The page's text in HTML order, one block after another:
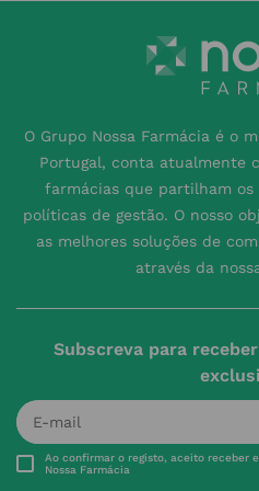
O Grupo Nossa Farmácia é o
Portugal, conta atualmente
farmácias que partilham os
políticas de gestão. O nosso
as melhores soluções de
através da
Subscreva para
Ao confirmar o registo, aceito receber
Nossa Farmácia